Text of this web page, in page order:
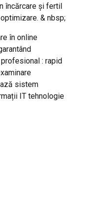
încărcare și fertil
& nbsp;
în online
: rapid
sistem
IT tehnologie